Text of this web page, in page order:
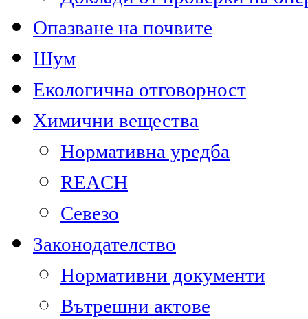
Опазване на почвите
Шум
Екологична отговорност
Химични вещества
Нормативна уредба
REACH
Севезо
Законодателство
Нормативни документи
Вътрешни актове